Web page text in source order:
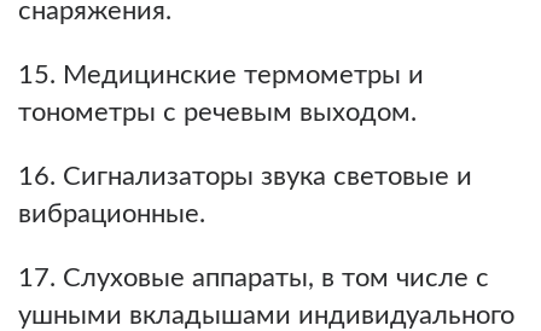
снаряжения.
15. Медицинские термометры и
тонометры с речевым выходом.
16. Сигнализаторы звука световые и
вибрационные.
17. Слуховые аппараты, в том числе с
ушными вкладышами индивидуального